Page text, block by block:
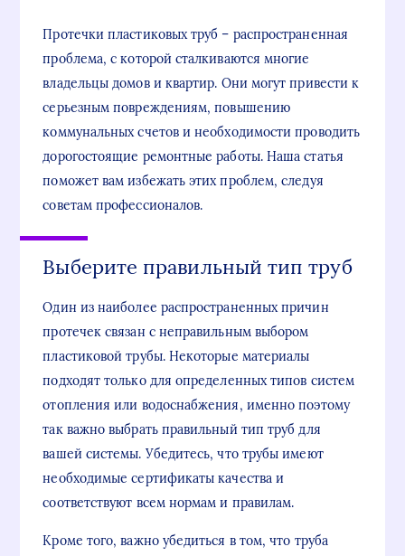
Протечки пластиковых труб – распространенная
проблема, с которой сталкиваются многие
владельцы домов и квартир. Они могут привести к
серьезным повреждениям, повышению
коммунальных счетов и необходимости проводить
дорогостоящие ремонтные работы. Наша статья
поможет вам избежать этих проблем, следуя
советам профессионалов.
Выберите правильный тип труб
Один из наиболее распространенных причин
протечек связан с неправильным выбором
пластиковой трубы. Некоторые материалы
подходят только для определенных типов систем
отопления или водоснабжения, именно поэтому
так важно выбрать правильный тип труб для
вашей системы. Убедитесь, что трубы имеют
необходимые сертификаты качества и
соответствуют всем нормам и правилам.
Кроме того, важно убедиться в том, что труба